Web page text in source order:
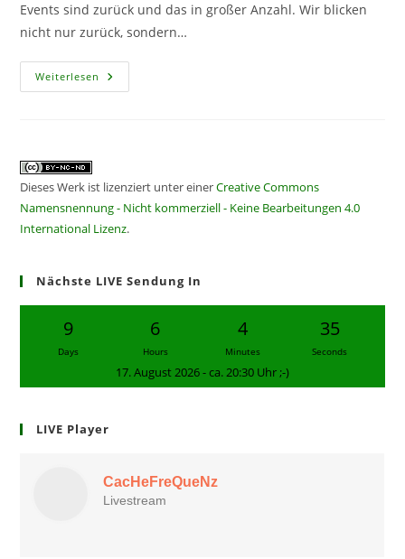
Events sind zurück und das in großer Anzahl. Wir blicken
nicht nur zurück, sondern…
Weiterlesen CF322
–
Dieses Werk ist lizenziert unter einerCreative Commons
Namensnennung - Nicht kommerziell - Keine Bearbeitungen 4.0
International Lizenz.
Nächste LIVE Sendung In
9
Days
6
Hours
4
Minutes
35
Seconds
17. August 2026 - ca. 20:30 Uhr ;-)
LIVE Player